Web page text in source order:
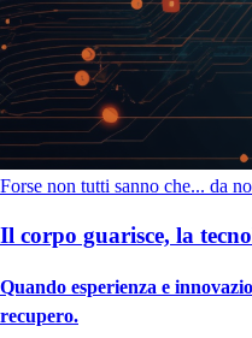
Forse non tutti sanno che... da
Il corpo guarisce, la
Quando esperienza e
recupero.